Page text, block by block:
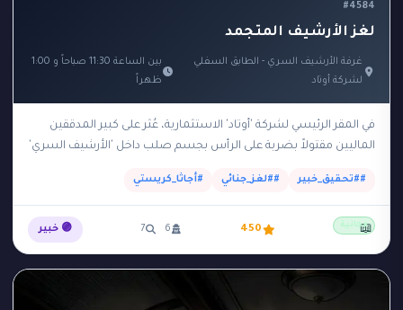
#4584
لغز الأرشيف المتجمد
غرفة الأرشيف السري - الطابق السفلي
لشركة أوتاد
بين الساعة 11:30 صباحاً و 1:00
ظهراً
في المقر الرئيسي لشركة 'أوتاد' الاستثمارية، عُثر على كبير المدققين
الماليين مقتولاً بضربة على الرأس بجسم صلب داخل 'الأرشيف السري'
##تحقيق_خبير ##لغز_جنائي #أجاثا_كريستي
مجانية 450
6
7 🟣 خبير 📖